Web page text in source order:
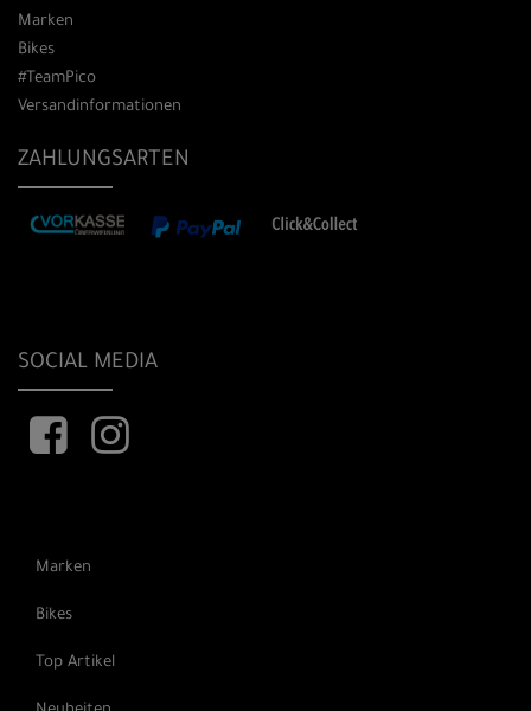
Marken
Bikes
#TeamPico
Versandinformationen
ZAHLUNGSARTEN
SOCIAL MEDIA
Marken
Bikes
Top Artikel